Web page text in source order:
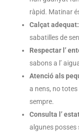
ràpid. Matinar
Calçat adequat:
sabatilles de
Respectar l’
sabons a l’
Atenció als
a nens, no
sempre.
Consulta l’
algunes posses